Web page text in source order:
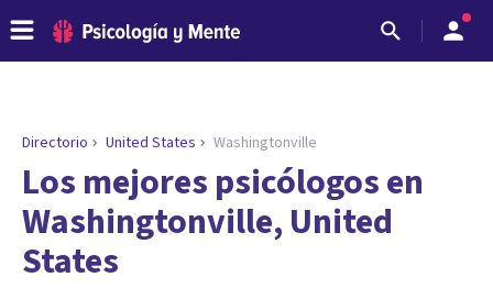
ENCONTRAR MI TERAPEUTA
¿Necesitas ayuda para encontrar el
psicólogo adecuado?
Responde a unas breves preguntas y te ofreceremos
los profesionales que más se ajustan a tus
Directorio United States Washingtonville
Los mejores psicólogos en
Washingtonville, United
States